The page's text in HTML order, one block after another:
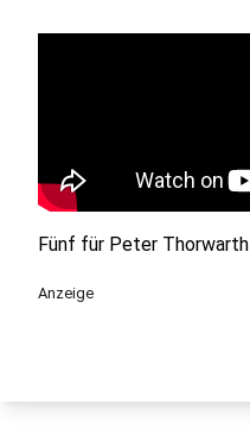
Fünf für Peter Thorwarth
Anzeige